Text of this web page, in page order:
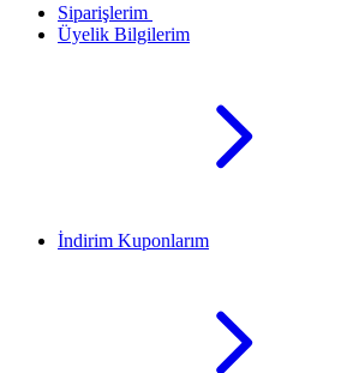
Siparişlerim
Üyelik Bilgilerim
İndirim Kuponlarım